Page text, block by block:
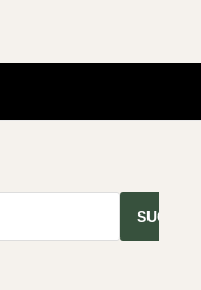
SUCHEN